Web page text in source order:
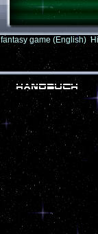
game (English)